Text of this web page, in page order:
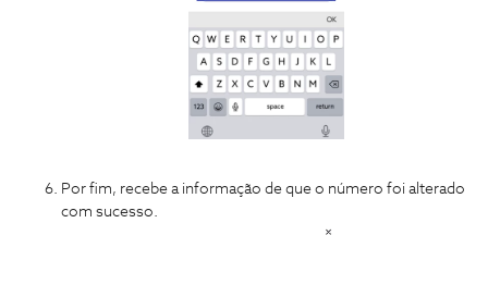
Por fim, recebe a informação de que o número foi alterado
com sucesso.